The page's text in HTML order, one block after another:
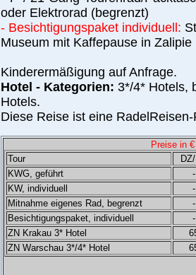
oder Elektrorad (begrenzt)
- Besichtigungspaket individuell:
Museum mit Kaffepause in Zalipie
Kinderermäßigung auf Anfrage.
Hotel - Kategorien: 3*/4* Hotels,
Hotels.
Diese Reise ist eine
Preise in
Tour
KWG, geführt
-
KW, individuell
-
Mitnahme eigenes Rad, begrenzt
-
Besichtigungspaket, individuell
-
ZN Krakau 3* Hotel
ZN Warschau 3*/4* Hotel